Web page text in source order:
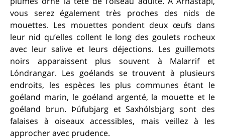
vous serez également très proches des nids de
mouettes. Les mouettes pondent deux œufs dans
leur nid qu’elles collent le long des goulets rocheux
avec leur salive et leurs déjections. Les guillemots
noirs apparaissent plus souvent à Malarrif et
Lóndrangar. Les goélands se trouvent à plusieurs
endroits, les espèces les plus communes étant le
goéland marin, le goéland argenté, la mouette et le
goéland brun. Þúfubjarg et Saxhólsbjarg sont des
falaises à oiseaux accessibles, mais veillez à les
approcher avec prudence.